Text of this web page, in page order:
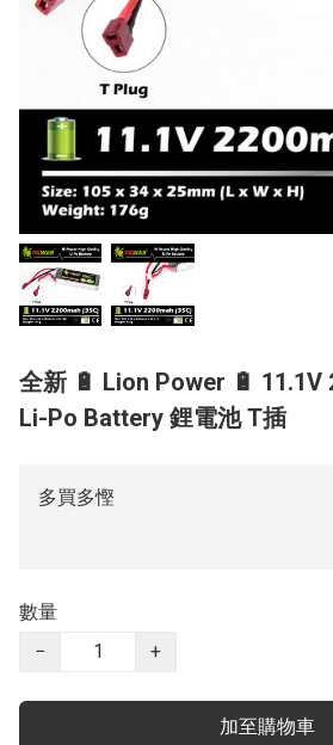
全新 🔋 Lion Power 🔋 11.1V
Li-Po Battery 鋰電池 T插
多買多慳
數量
−
+
加至購物車